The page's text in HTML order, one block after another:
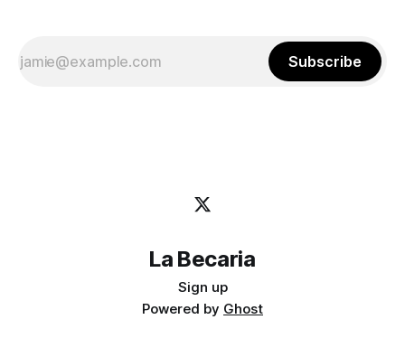
Subscribe
La Becaria
Sign up
Powered by Ghost